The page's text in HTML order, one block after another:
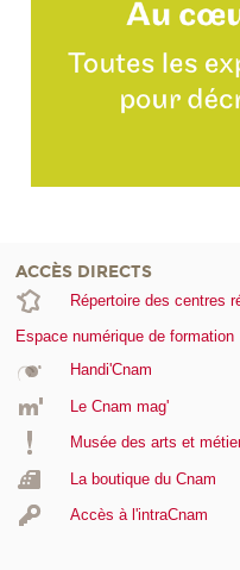
ACCÈS DIRECTS
Répertoire des centres
Espace numérique de formation
Handi'Cnam
Le Cnam mag'
Musée des arts et
La boutique du Cnam
Accès à l'intraCnam